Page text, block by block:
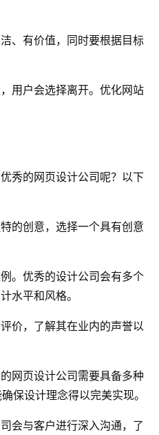
、有价值，同时要根据目标
用户会选择离开。优化网站
秀的网页设计公司呢？以下
的创意，选择一个具有创意
。优秀的设计公司会有多个
水平和风格。
价，了解其在业内的声誉以
网页设计公司需要具备多种
保设计理念得以完美实现。
会与客户进行深入沟通，了